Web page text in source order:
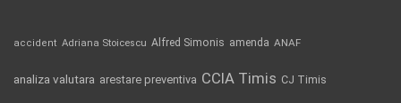
accident Adriana Stoicescu Alfred Simonis amenda ANAF
analiza valutara arestare preventiva CCIA Timis CJ Timis